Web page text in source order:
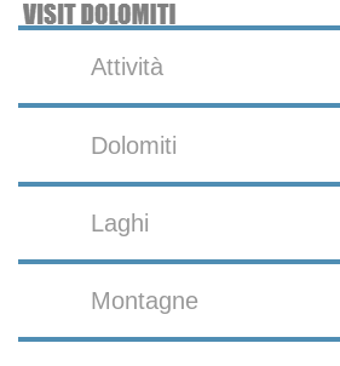
Attività
Dolomiti
Laghi
Montagne